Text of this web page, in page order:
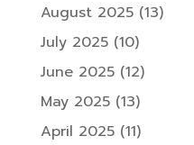
August 2025(13)
July 2025(10)
June 2025(12)
May 2025(13)
April 2025(11)